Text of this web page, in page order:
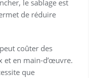
le sablage est
de réduire
coûter des
et en main-d’œuvre.
que